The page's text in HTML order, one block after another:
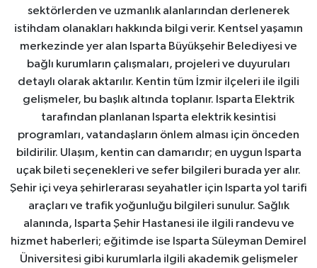
sektörlerden ve uzmanlık alanlarından derlenerek
istihdam olanakları hakkında bilgi verir. Kentsel yaşamın
merkezinde yer alan Isparta Büyükşehir Belediyesi ve
bağlı kurumların çalışmaları, projeleri ve duyuruları
detaylı olarak aktarılır. Kentin tüm İzmir ilçeleri ile ilgili
gelişmeler, bu başlık altında toplanır. Isparta Elektrik
tarafından planlanan Isparta elektrik kesintisi
programları, vatandaşların önlem alması için önceden
bildirilir. Ulaşım, kentin can damarıdır; en uygun Isparta
uçak bileti seçenekleri ve sefer bilgileri burada yer alır.
Şehir içi veya şehirlerarası seyahatler için Isparta yol tarifi
araçları ve trafik yoğunluğu bilgileri sunulur. Sağlık
alanında, Isparta Şehir Hastanesi ile ilgili randevu ve
hizmet haberleri; eğitimde ise Isparta Süleyman Demirel
Üniversitesi gibi kurumlarla ilgili akademik gelişmeler